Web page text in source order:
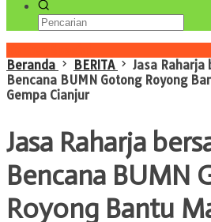
Beranda
BERITA
Jasa Raharja
Bencana BUMN Gotong Royong
Gempa Cianjur
Jasa Raharja
Bencana BUMN
Royong Bantu